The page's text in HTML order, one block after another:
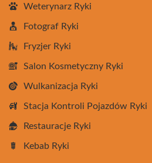
Weterynarz Ryki
Fotograf Ryki
Fryzjer Ryki
Salon Kosmetyczny Ryki
Wulkanizacja Ryki
Stacja Kontroli Pojazdów Ryki
Restauracje Ryki
Kebab Ryki